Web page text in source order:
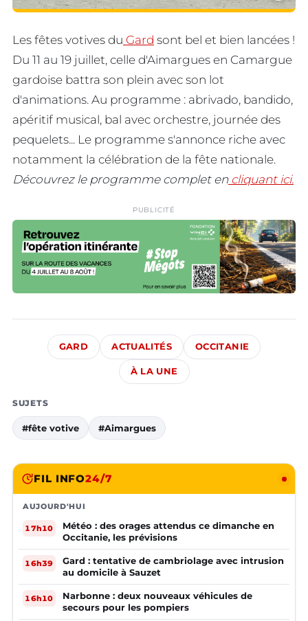
Les fêtes votives du Gard sont bel et bien lancées !
Du 11 au 19 juillet, celle d'Aimargues en Camargue
gardoise battra son plein avec son lot
d'animations. Au programme : abrivado, bandido,
apéritif musical, bal avec orchestre, journée des
pequelets... Le programme s'annonce riche avec
notamment la célébration de la fête nationale.
Découvrez le programme complet encliquant ici.
PUBLICITÉ
GARD ACTUALITÉS OCCITANIE
À LA UNE
SUJETS
#fête votive #Aimargues
FIL INFO24/7
AUJOURD'HUI
17h10
Météo : des orages attendus ce dimanche en
Occitanie, les prévisions
16h39
Gard : tentative de cambriolage avec intrusion
au domicile à Sauzet
16h10
Narbonne : deux nouveaux véhicules de
secours pour les pompiers